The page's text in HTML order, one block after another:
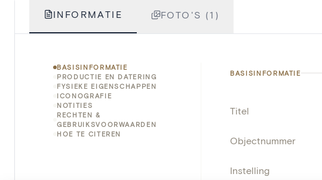
INFORMATIE FOTO'S (1)
BASISINFORMATIE
PRODUCTIE EN DATERING
FYSIEKE EIGENSCHAPPEN
ICONOGRAFIE
NOTITIES
RECHTEN &
GEBRUIKSVOORWAARDEN
HOE TE CITEREN
BASISINFORMATIE
Titel
Objectnummer
Instelling